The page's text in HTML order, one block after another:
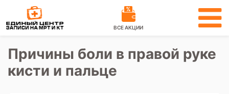
ВСЕ АКЦИИ
Причины боли в правой руке
кисти и пальце